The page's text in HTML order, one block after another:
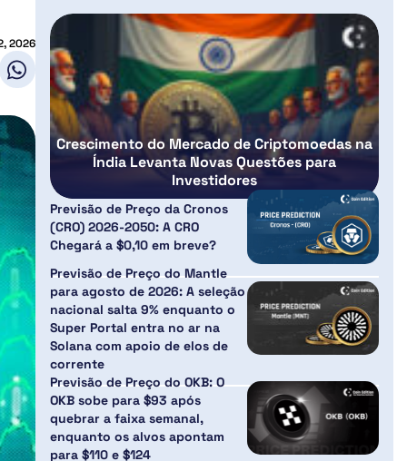
2026
Crescimento do Mercado de Criptomoedas na
Índia Levanta Novas Questões para
Investidores
Previsão de Preço da Cronos
(CRO) 2026-2050: A CRO
Chegará a $0,10 em breve?
Previsão de Preço do Mantle
para agosto de 2026: A seleção
nacional salta 9% enquanto o
Super Portal entra no ar na
Solana com apoio de elos de
corrente
Previsão de Preço do OKB: O
OKB sobe para $93 após
quebrar a faixa semanal,
enquanto os alvos apontam
para $110 e $124